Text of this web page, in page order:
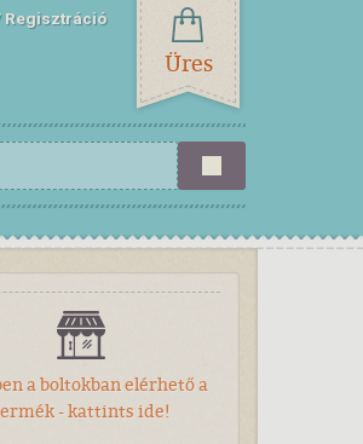
Regisztráció
Üres
a boltokban elérhető a
- kattints ide!